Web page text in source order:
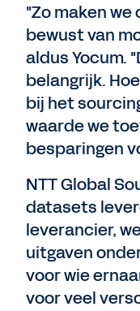
"Zo maken
bewust van
aldus Yocum.
belangrijk.
bij het
waarde we
besparingen
NTT Global
datasets
leverancier,
uitgaven
voor wie
voor veel